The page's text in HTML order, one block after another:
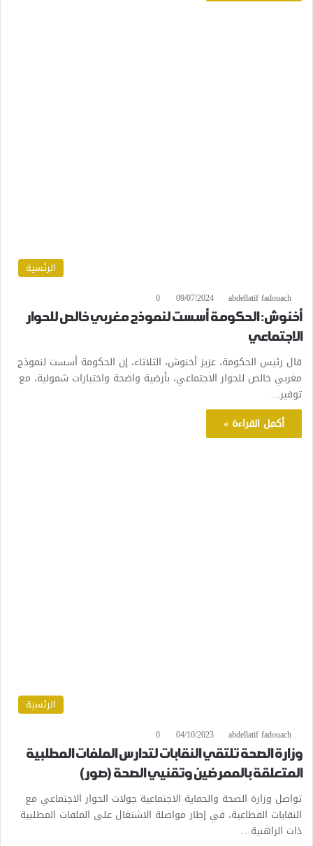
الرئسية
abdellatif fadouach
09/07/2024
0
أخنوش: الحكومة أسست لنموذج مغربي خالص للحوار
الاجتماعي
قال رئيس الحكومة، عزيز أخنوش، الثلاثاء، إن الحكومة أسست لنموذج
مغربي خالص للحوار الاجتماعي، بأرضية واضحة واختيارات شمولية، مع
توفير…
أكمل القراءة »
الرئسية
abdellatif fadouach
04/10/2023
0
وزارة الصحة تلتقي النقابات لتدارس الملفات المطلبية
المتعلقة بالممرضين وتقنيي الصحة (صور)
تواصل وزارة الصحة والحماية الاجتماعية جولات الحوار الاجتماعي مع
النقابات القطاعية، في إطار مواصلة الاشتغال على الملفات المطلبية
ذات الراهنية…